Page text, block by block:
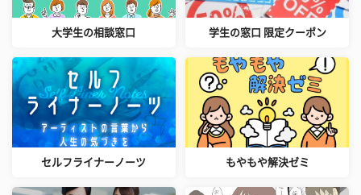
大学生の相談窓口 学生の窓口 限定クーポン
セルフライナーノーツ もやもや解決ゼミ